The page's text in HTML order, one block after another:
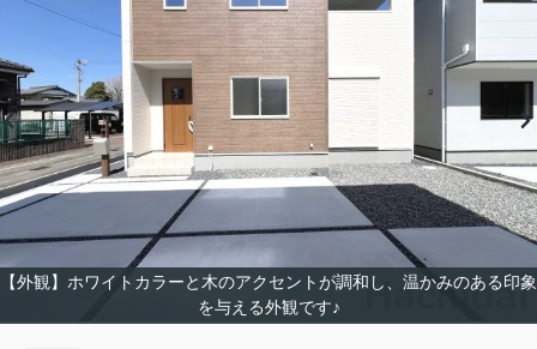
【外観】ホワイトカラーと木のアクセントが調和し、温かみのある印象
を与える外観です♪